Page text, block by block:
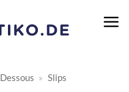
Dessous » Slips